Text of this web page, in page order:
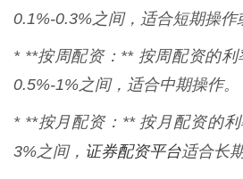
0.1%-0.3%之间，适合短期操作
* **按周配资：** 按周配资的
0.5%-1%之间，适合中期操作。
* **按月配资：** 按月配资的
3%之间， 证券配资平台适合长